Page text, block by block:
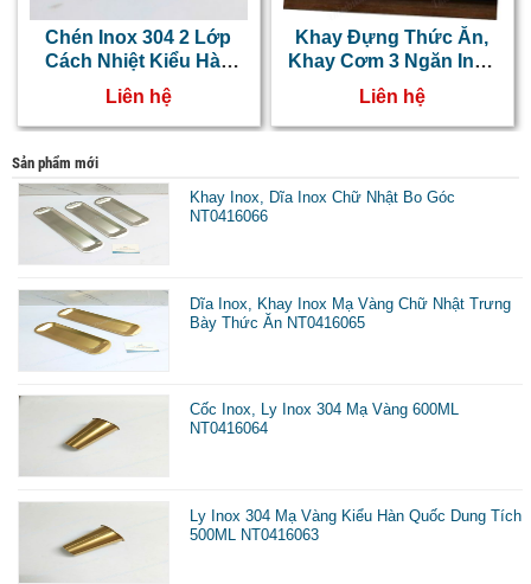
Chén Inox 304 2 Lớp
Cách Nhiệt Kiểu Hàn
Quốc Chống Nóng
NT0416051
Liên hệ
Khay Đựng Thức Ăn,
Khay Cơm 3 Ngăn Inox
304 NT0416019
Liên hệ
Sản phẩm mới
Khay Inox, Dĩa Inox Chữ Nhật Bo Góc
NT0416066
Dĩa Inox, Khay Inox Mạ Vàng Chữ Nhật Trưng
Bày Thức Ăn NT0416065
Cốc Inox, Ly Inox 304 Mạ Vàng 600ML
NT0416064
Ly Inox 304 Mạ Vàng Kiểu Hàn Quốc Dung Tích
500ML NT0416063